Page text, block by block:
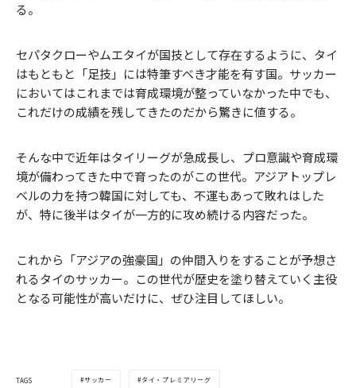
る。
セパタクローやムエタイが国技として存在するように、タイ
はもともと「足技」には特筆すべき才能を有す国。サッカー
においてはこれまでは育成環境が整っていなかった中でも、
これだけの成績を残してきたのだから驚きに値する。
そんな中で近年はタイリーグが急成長し、プロ意識や育成環
境が備わってきた中で育ったのがこの世代。アジアトップレ
ベルの力を持つ韓国に対しても、不運もあって敗れはした
が、特に後半はタイが一方的に攻め続ける内容だった。
これから「アジアの強豪国」の仲間入りをすることが予想さ
れるタイのサッカー。この世代が歴史を塗り替えていく主役
となる可能性が高いだけに、ぜひ注目してほしい。
TAGS サッカー タイ・プレミアリーグ